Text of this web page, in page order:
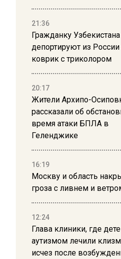
21:36
Гражданку Узбекистана
депортируют из России
коврик с триколором
20:17
Жители Архипо-
рассказали об
время атаки БПЛА в
Геленджике
16:19
Москву и область
гроза с ливнем и
12:24
Глава клиники, где
аутизмом лечили
исчез после